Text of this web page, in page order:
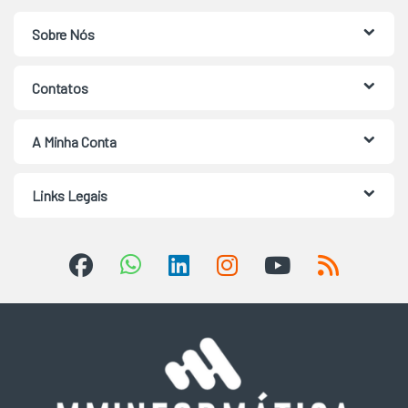
Sobre Nós
Contatos
A Minha Conta
Links Legais